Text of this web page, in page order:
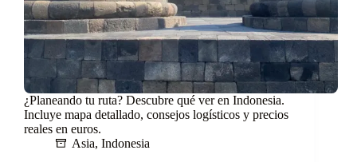
¿Planeando tu ruta? Descubre qué ver en Indonesia.
Incluye mapa detallado, consejos logísticos y precios
reales en euros.
Asia, Indonesia